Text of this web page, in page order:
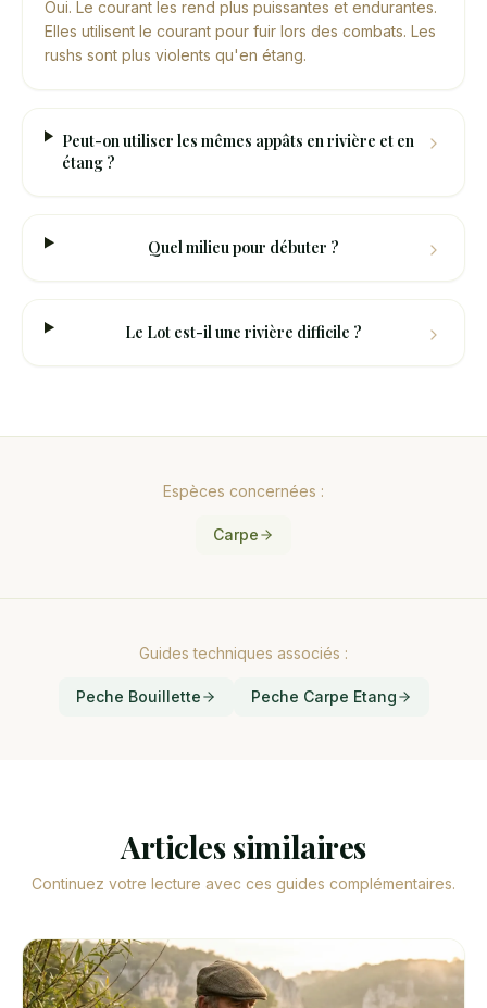
Oui. Le courant les rend plus puissantes et endurantes.
Elles utilisent le courant pour fuir lors des combats. Les
rushs sont plus violents qu'en étang.
Peut-on utiliser les mêmes appâts en rivière et en
étang ?
Quel milieu pour débuter ?
Le Lot est-il une rivière difficile ?
Espèces concernées :
Carpe
Guides techniques associés :
Peche Bouillette Peche Carpe Etang
Articles similaires
Continuez votre lecture avec ces guides complémentaires.